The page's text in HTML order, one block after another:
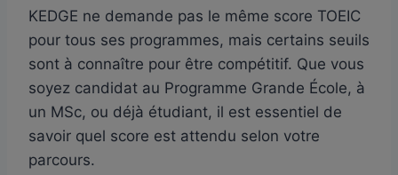
KEDGE ne demande pas le même score TOEIC
pour tous ses programmes, mais certains seuils
sont à connaître pour être compétitif. Que vous
soyez candidat au Programme Grande École, à
un MSc, ou déjà étudiant, il est essentiel de
savoir quel score est attendu selon votre
parcours.